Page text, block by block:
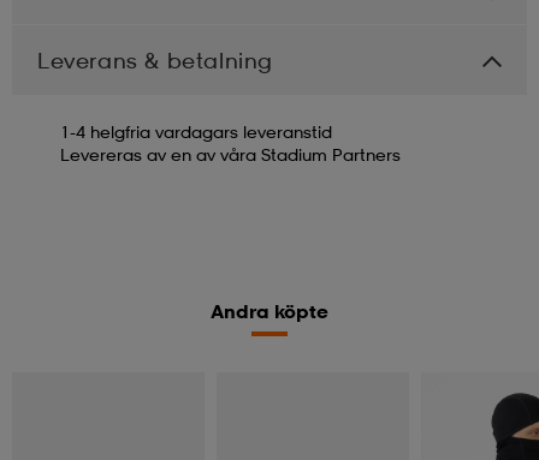
Leverans & betalning
1-4 helgfria vardagars leveranstid
Levereras av en av våra Stadium Partners
Andra köpte